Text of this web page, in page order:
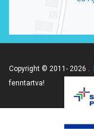
Copyright © 2011- 2026 .
fenntartva!